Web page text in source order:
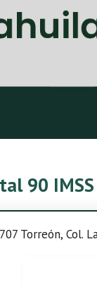
90
Torreón, Col.